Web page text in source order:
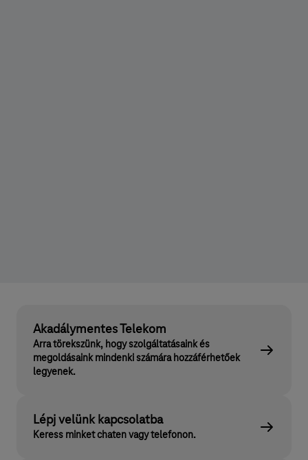
Akadálymentes Telekom
Arra törekszünk, hogy szolgáltatásaink és
megoldásaink mindenki számára hozzáférhetőek
legyenek.
Lépj velünk kapcsolatba
Keress minket chaten vagy telefonon.